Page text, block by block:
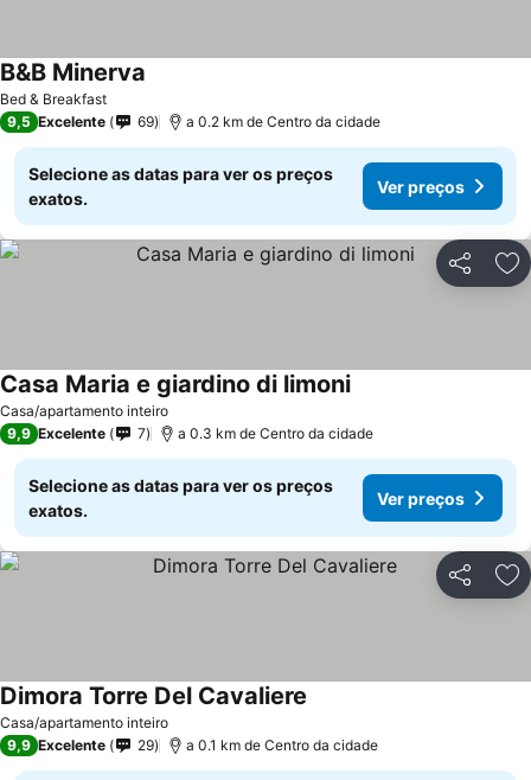
Bed & Breakfast
B&B Minerva
9,5 Excelente 69 a 0.2 km de Centro da cidade
Selecione as datas para ver os preços
exatos.
Ver preços
Partilhar
Casa/apartamento inteiro
Casa Maria e giardino di limoniVer preços
9,9 Excelente 7 a 0.3 km de Centro da cidade
Selecione as datas para ver os preços
exatos.
Ver preços
Partilhar
Casa/apartamento inteiro
Dimora Torre Del Cavaliere
9,9 Excelente 29 a 0.1 km de Centro da cidade